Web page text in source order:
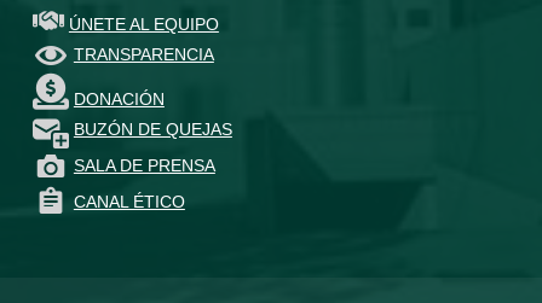
ÚNETE AL EQUIPO
TRANSPARENCIA
DONACIÓN
BUZÓN DE QUEJAS
SALA DE PRENSA
CANAL ÉTICO